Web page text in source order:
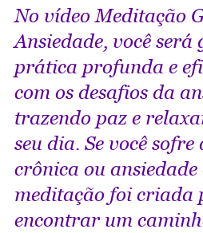
No vídeoMeditação
Ansiedade, você
prática profunda e
com os desafios da
trazendo paz e
seu dia. Se você sofre
crônica ou
meditação foi criada
encontrar um